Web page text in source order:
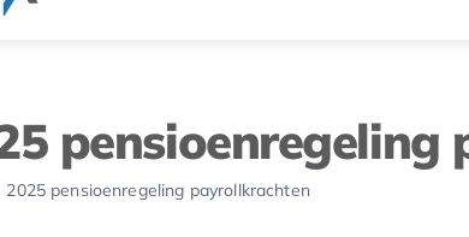
2025 pensioenregeling payrollkrachten